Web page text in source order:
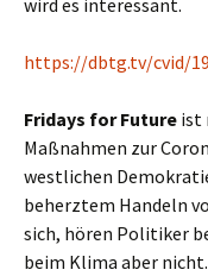
wird es interessant.
https://dbtg.tv/cvid/
Fridays for Future ist
Maßnahmen zur
westlichen
beherztem Handeln
sich, hören Politiker
beim Klima aber